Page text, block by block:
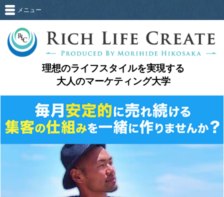
理想のライフスタイルを実現する
大人のマーケティング大学
メニュー